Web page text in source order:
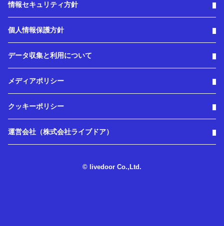
情報セキュリティ方針
個人情報保護方針
データ収集と利用について
メディアポリシー
クッキーポリシー
運営会社（株式会社ライブドア）
© livedoor Co.,Ltd.